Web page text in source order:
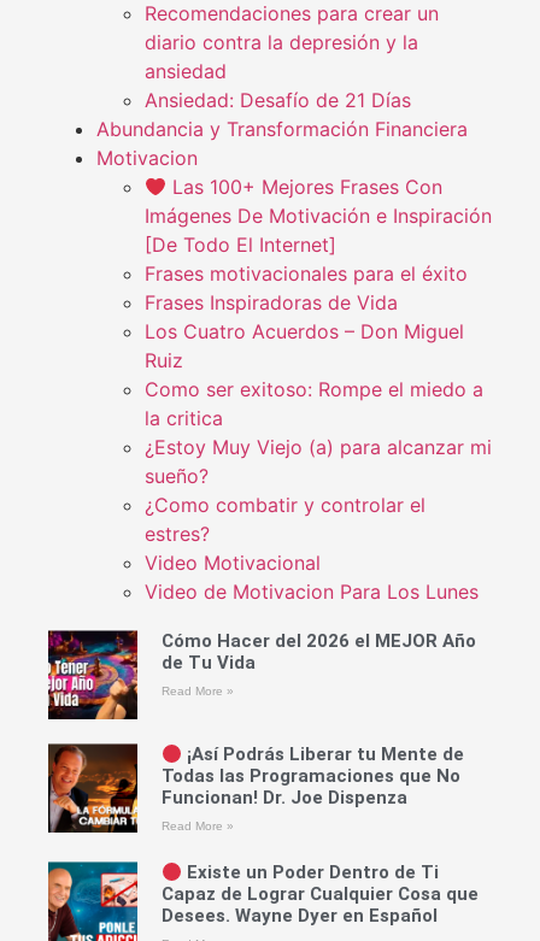
Recomendaciones para crear un
diario contra la depresión y la
ansiedad
Ansiedad: Desafío de 21 Días
Abundancia y Transformación Financiera
Motivacion
Las 100+ Mejores Frases Con
Imágenes De Motivación e Inspiración
[De Todo El Internet]
Frases motivacionales para el éxito
Frases Inspiradoras de Vida
Los Cuatro Acuerdos – Don Miguel
Ruiz
Como ser exitoso: Rompe el miedo a
la critica
¿Estoy Muy Viejo (a) para alcanzar mi
sueño?
¿Como combatir y controlar el
estres?
Video Motivacional
Video de Motivacion Para Los Lunes
Cómo Hacer del 2026 el MEJOR Año
de Tu Vida
Read More »
¡Así Podrás Liberar tu Mente de
Todas las Programaciones que No
Funcionan! Dr. Joe Dispenza
Read More »
Existe un Poder Dentro de Ti
Capaz de Lograr Cualquier Cosa que
Desees. Wayne Dyer en Español